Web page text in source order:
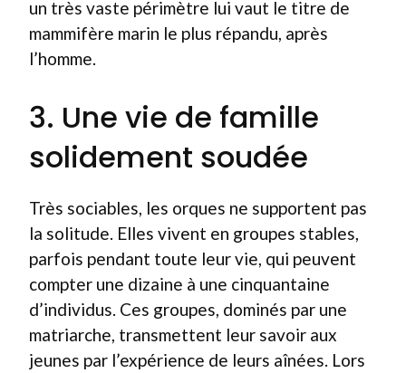
un très vaste périmètre lui vaut le titre de
mammifère marin le plus répandu, après
l’homme.
3. Une vie de famille
solidement soudée
Très sociables, les orques ne supportent pas
la solitude. Elles vivent en groupes stables,
parfois pendant toute leur vie, qui peuvent
compter une dizaine à une cinquantaine
d’individus. Ces groupes, dominés par une
matriarche, transmettent leur savoir aux
jeunes par l’expérience de leurs aînées. Lors